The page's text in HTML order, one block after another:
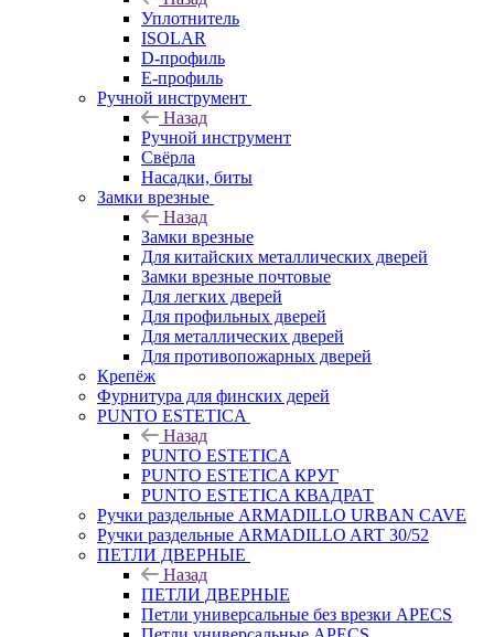
Уплотнитель
ISOLAR
D-профиль
Е-профиль
Ручной инструмент
Назад
Ручной инструмент
Свёрла
Насадки, биты
Замки врезные
Назад
Замки врезные
Для китайских металлических дверей
Замки врезные почтовые
Для легких дверей
Для профильных дверей
Для металлических дверей
Для противопожарных дверей
Крепёж
Фурнитура для финских дерей
PUNTO ESTETICA
Назад
PUNTO ESTETICA
PUNTO ESTETICA КРУГ
PUNTO ESTETICA КВАДРАТ
Ручки раздельные ARMADILLO URBAN CAVE
Ручки раздельные ARMADILLO ART 30/52
ПЕТЛИ ДВЕРНЫЕ
Назад
ПЕТЛИ ДВЕРНЫЕ
Петли универсальные без врезки APECS